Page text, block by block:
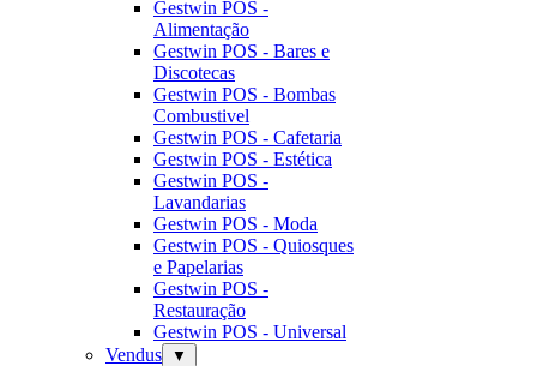
Gestwin POS -
Alimentação
Gestwin POS - Bares e
Discotecas
Gestwin POS - Bombas
Combustivel
Gestwin POS - Cafetaria
Gestwin POS - Estética
Gestwin POS -
Lavandarias
Gestwin POS - Moda
Gestwin POS - Quiosques
e Papelarias
Gestwin POS -
Restauração
Gestwin POS - Universal
Vendus
▼